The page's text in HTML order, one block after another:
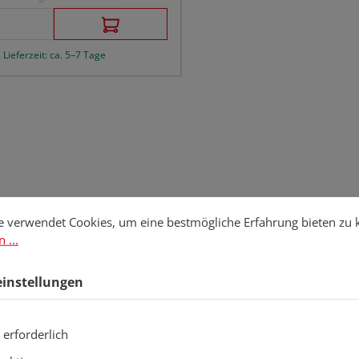
ca. 5–7 Tage
Cookies, um eine bestmögliche Erfahrung bieten zu
verwendet Cookies, um eine bestmögliche Erfahrung bieten zu
...
erforderlich